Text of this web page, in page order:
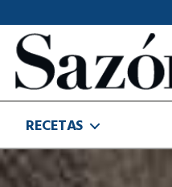
Sazón
SulaRECETAS